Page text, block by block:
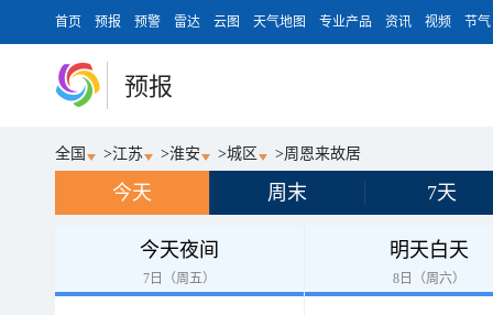
首页 预报 预警 雷达 云图 天气地图 专业产品 资讯 视频 节气
预报
全国 >江苏 >淮安 >城区 >周恩来故居
今天 周末 7天
今天夜间
7日（周五）
明天白天
8日（周六）